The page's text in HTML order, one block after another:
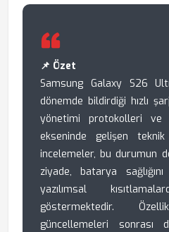
📌 Özet
Samsung Galaxy S26
dönemde bildirdiği hızlı
yönetimi protokolleri ve
ekseninde gelişen
incelemeler, bu durumun
ziyade, batarya
yazılımsal
göstermektedir.
güncellemeleri sonrası